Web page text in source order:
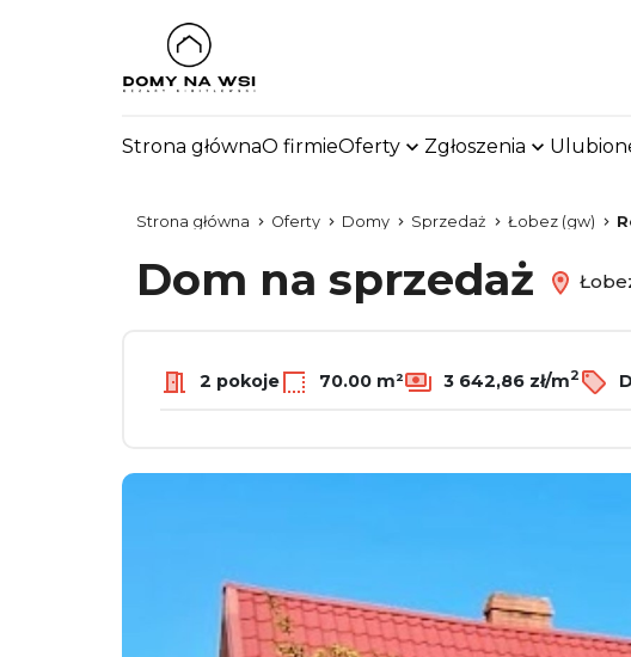
Strona głównaO firmieOferty Zgłoszenia
Strona główna Oferty Domy Sprzedaż Łobez (gw)
Dom na sprzedaż
2 pokoje 70.00 m² 3 642,86 zł/m2